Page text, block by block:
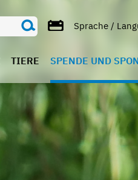
Sprache /
TIERE SPENDE UND